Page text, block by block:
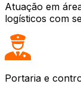
Atuação em
logísticos com
Portaria e